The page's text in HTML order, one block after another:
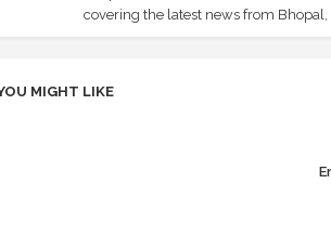
covering the latest news from Bhopal,
MIGHT LIKE